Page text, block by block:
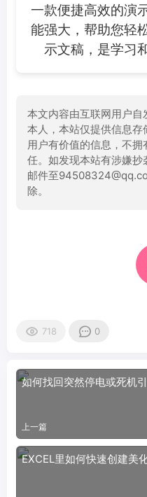
一款便捷高效的演
能强大，帮助您轻
示文稿，是学习
本文内容由互联网用户
本人，本站仅提供信息
用户有价值的信息，不
任。如发现本站有涉嫌
邮件至
除。
718 0
如何找回突然停电或死机
上一篇
EXCEL里如何快速创建美